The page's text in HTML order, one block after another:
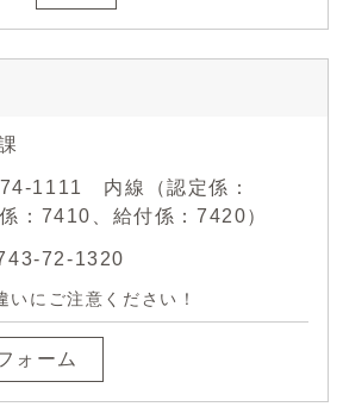
1111 内線（認定係：
：7410、給付係：7420）
72-1320
いにご注意ください！
ォーム